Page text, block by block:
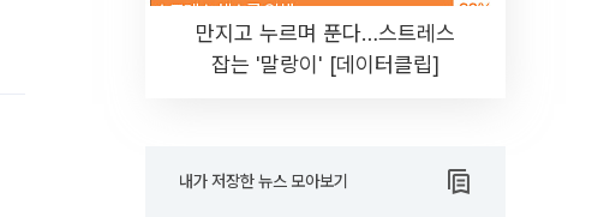
만지고 누르며 푼다…스트레스
잡는 '말랑이' [데이터클립]
내가 저장한 뉴스 모아보기